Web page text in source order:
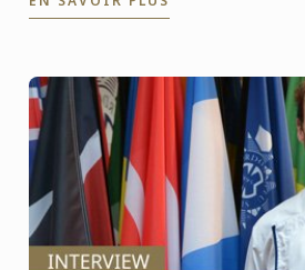
spécialement ...